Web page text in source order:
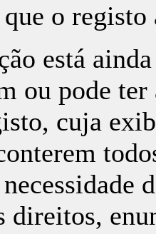
que o
está
ou pode
cuja
direitos,